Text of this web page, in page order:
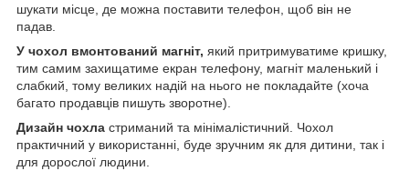
шукати місце, де можна поставити телефон, щоб він не
падав.
У чохол вмонтований магніт, який притримуватиме кришку,
тим самим захищатиме екран телефону, магніт маленький і
слабкий, тому великих надій на нього не покладайте (хоча
багато продавців пишуть зворотне).
Дизайн чохла стриманий та мінімалістичний. Чохол
практичний у використанні, буде зручним як для дитини, так і
для дорослої людини.